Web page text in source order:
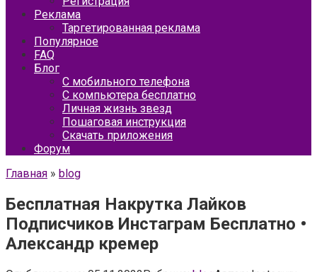
Реклама
Таргетированная реклама
Популярное
FAQ
Блог
С мобильного телефона
С компьютера бесплатно
Личная жизнь звезд
Пошаговая инструкция
Скачать приложения
Форум
Главная » blog
Бесплатная Накрутка Лайков
Подписчиков Инстаграм Бесплатно •
Александр кремер